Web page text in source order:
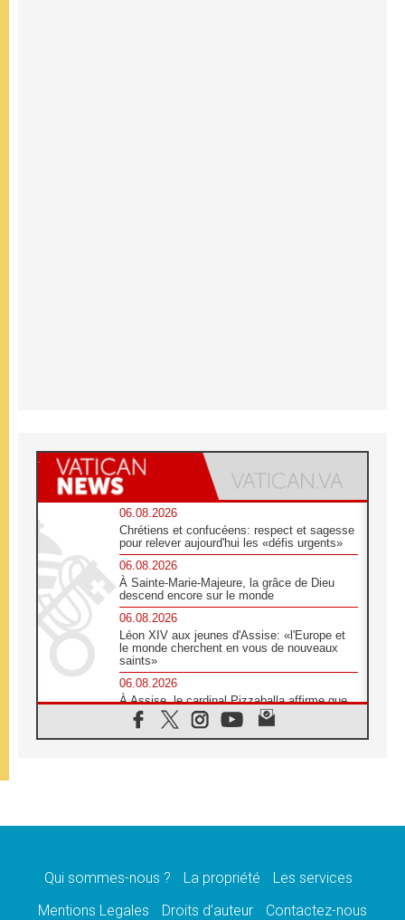
06.08.2026
Chrétiens et confucéens: respect et sagesse
pour relever aujourd'hui les «défis urgents»
06.08.2026
À Sainte-Marie-Majeure, la grâce de Dieu
descend encore sur le monde
06.08.2026
Léon XIV aux jeunes d'Assise: «l'Europe et
le monde cherchent en vous de nouveaux
saints»
06.08.2026
À Assise, le cardinal Pizzaballa affirme que
«les chrétiens veulent la paix»
06.08.2026
message de paix et de dignité humaine»
«La visite du Pape en Uruguay renforcera
Qui sommes-nous ? La propriété
Les services
Mentions Legales
Droits d’auteur Contactez-nous